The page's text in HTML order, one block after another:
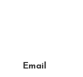
Email